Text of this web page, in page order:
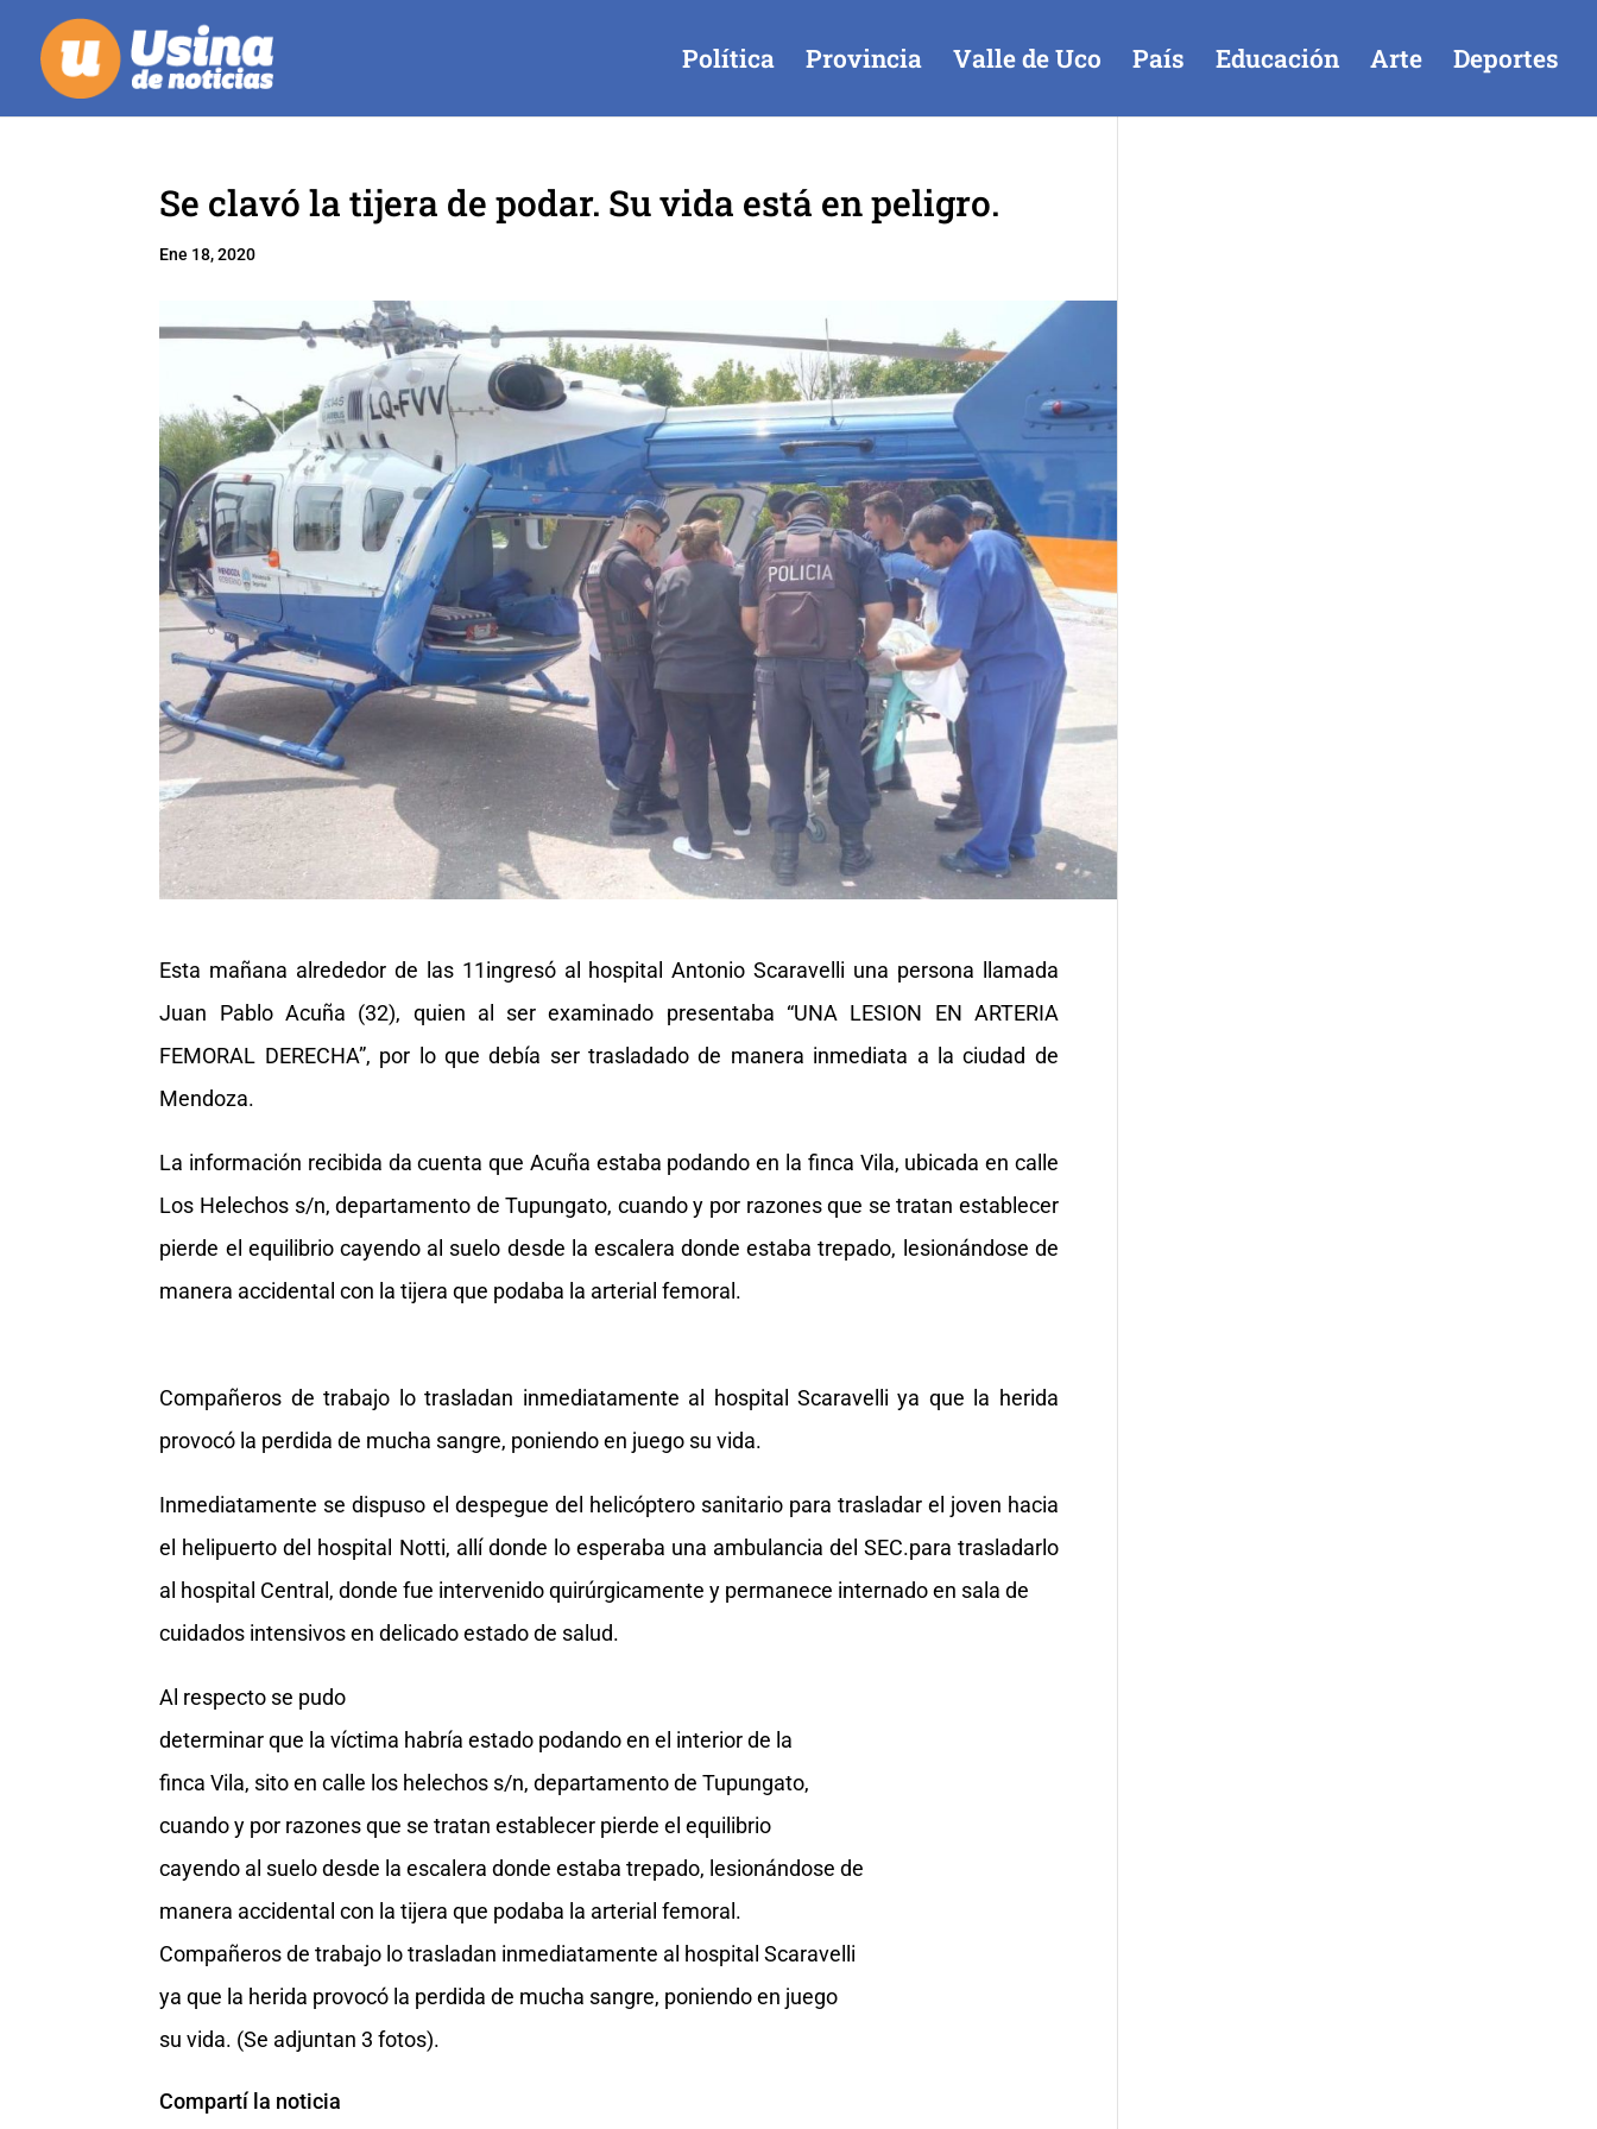
Política Provincia Valle de Uco País Educación Arte Deportes
Se clavó la tijera de podar. Su vida está en peligro.
Ene 18, 2020
Esta mañana alrededor de las 11ingresó al hospital Antonio Scaravelli una persona llamada
Juan Pablo Acuña (32), quien al ser examinado presentaba “UNA LESION EN ARTERIA
FEMORAL DERECHA”, por lo que debía ser trasladado de manera inmediata a la ciudad de
Mendoza.
La información recibida da cuenta que Acuña estaba podando en la finca Vila, ubicada en calle
Los Helechos s/n, departamento de Tupungato, cuando y por razones que se tratan establecer
pierde el equilibrio cayendo al suelo desde la escalera donde estaba trepado, lesionándose de
manera accidental con la tijera que podaba la arterial femoral.
Compañeros de trabajo lo trasladan inmediatamente al hospital Scaravelli ya que la herida
provocó la perdida de mucha sangre, poniendo en juego su vida.
Inmediatamente se dispuso el despegue del helicóptero sanitario para trasladar el joven hacia
el helipuerto del hospital Notti, allí donde lo esperaba una ambulancia del SEC.para trasladarlo
al hospital Central, donde fue intervenido quirúrgicamente y permanece internado en sala de
cuidados intensivos en delicado estado de salud.
Al respecto se pudo
determinar que la víctima habría estado podando en el interior de la
finca Vila, sito en calle los helechos s/n, departamento de Tupungato,
cuando y por razones que se tratan establecer pierde el equilibrio
cayendo al suelo desde la escalera donde estaba trepado, lesionándose de
manera accidental con la tijera que podaba la arterial femoral.
Compañeros de trabajo lo trasladan inmediatamente al hospital Scaravelli
ya que la herida provocó la perdida de mucha sangre, poniendo en juego
su vida. (Se adjuntan 3 fotos).
Compartí la noticia